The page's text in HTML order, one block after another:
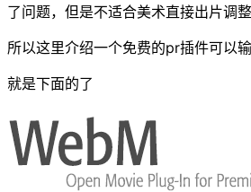
了问题，但是不适合美术直接出片调整
所以这里介绍一个免费的pr插件可以
就是下面的了